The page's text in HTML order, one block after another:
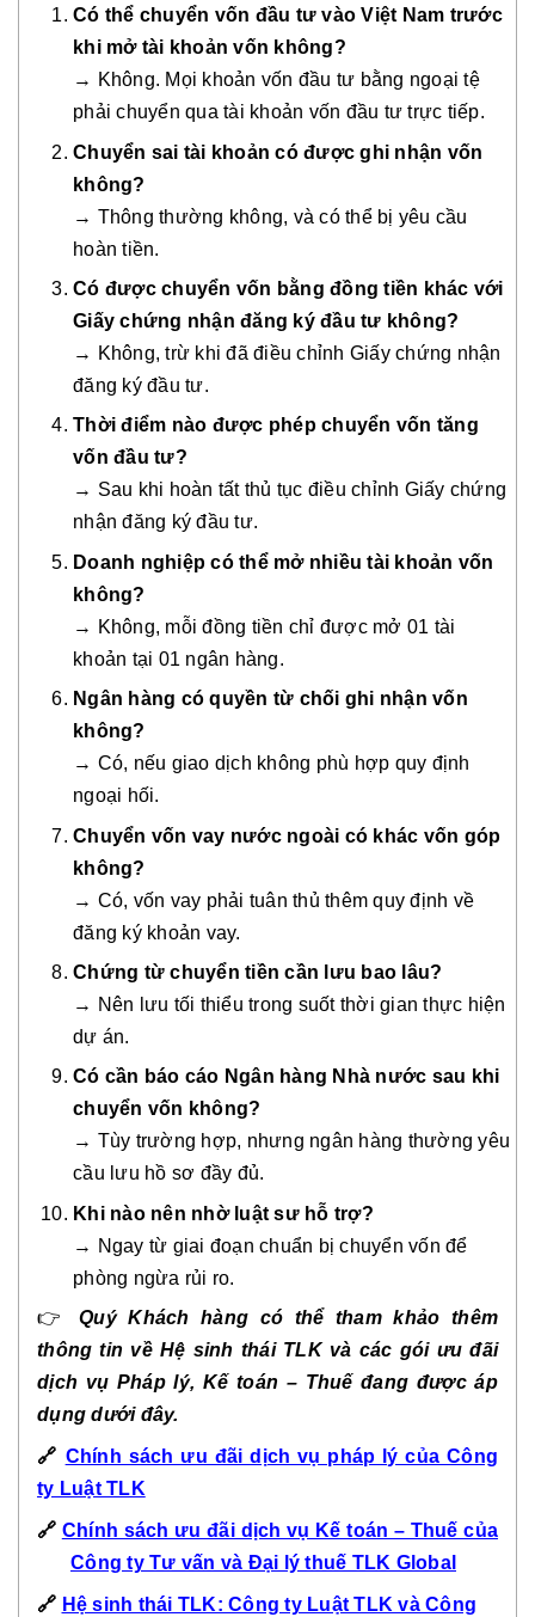
Có thể chuyển vốn đầu tư vào Việt Nam trước
khi mở tài khoản vốn không?
→ Không. Mọi khoản vốn đầu tư bằng ngoại tệ
phải chuyển qua tài khoản vốn đầu tư trực tiếp.
Chuyển sai tài khoản có được ghi nhận vốn
không?
→ Thông thường không, và có thể bị yêu cầu
hoàn tiền.
Có được chuyển vốn bằng đồng tiền khác với
Giấy chứng nhận đăng ký đầu tư không?
→ Không, trừ khi đã điều chỉnh Giấy chứng nhận
đăng ký đầu tư.
Thời điểm nào được phép chuyển vốn tăng
vốn đầu tư?
→ Sau khi hoàn tất thủ tục điều chỉnh Giấy chứng
nhận đăng ký đầu tư.
Doanh nghiệp có thể mở nhiều tài khoản vốn
không?
→ Không, mỗi đồng tiền chỉ được mở 01 tài
khoản tại 01 ngân hàng.
Ngân hàng có quyền từ chối ghi nhận vốn
không?
→ Có, nếu giao dịch không phù hợp quy định
ngoại hối.
Chuyển vốn vay nước ngoài có khác vốn góp
không?
→ Có, vốn vay phải tuân thủ thêm quy định về
đăng ký khoản vay.
Chứng từ chuyển tiền cần lưu bao lâu?
→ Nên lưu tối thiểu trong suốt thời gian thực hiện
dự án.
Có cần báo cáo Ngân hàng Nhà nước sau khi
chuyển vốn không?
→ Tùy trường hợp, nhưng ngân hàng thường yêu
cầu lưu hồ sơ đầy đủ.
Khi nào nên nhờ luật sư hỗ trợ?
→ Ngay từ giai đoạn chuẩn bị chuyển vốn để
phòng ngừa rủi ro.
👉
Quý Khách hàng có thể tham khảo thêm
thông tin về Hệ sinh thái TLK và các gói ưu đãi
dịch vụ Pháp lý, Kế toán – Thuế đang được áp
dụng dưới đây.
🔗 Chính sách ưu đãi dịch vụ pháp lý của Công
ty Luật TLK
🔗 Chính sách ưu đãi dịch vụ Kế toán – Thuế của
Công ty Tư vấn và Đại lý thuế TLK Global
🔗 Hệ sinh thái TLK: Công ty Luật TLK và Công